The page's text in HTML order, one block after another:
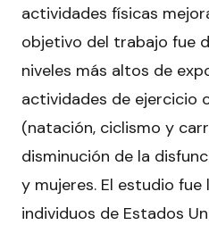
actividades físicas
objetivo del trabajo fue
niveles más altos de
actividades de ejercicio
(natación, ciclismo y
disminución de la
y mujeres. El estudio
individuos de Estados